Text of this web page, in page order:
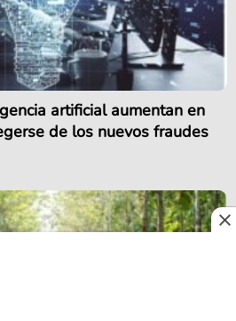
artificial aumentan en
de los nuevos fraudes